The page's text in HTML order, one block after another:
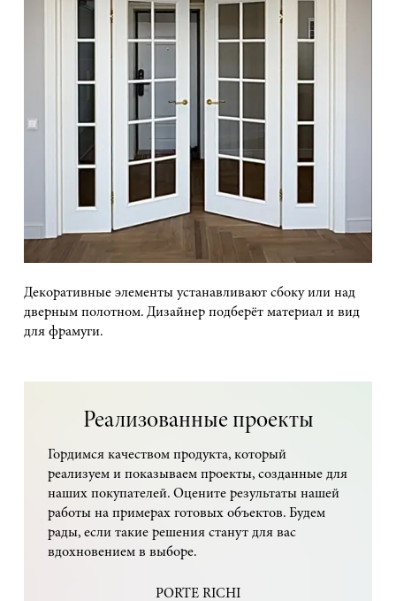
Декоративные элементы устанавливают сбоку или над
дверным полотном. Дизайнер подберёт материал и вид
для фрамуги.
Реализованные проекты
Гордимся качеством продукта, который
реализуем и показываем проекты, созданные для
наших покупателей. Оцените результаты нашей
работы на примерах готовых объектов. Будем
рады, если такие решения станут для вас
вдохновением в выборе.
PORTE RICHI